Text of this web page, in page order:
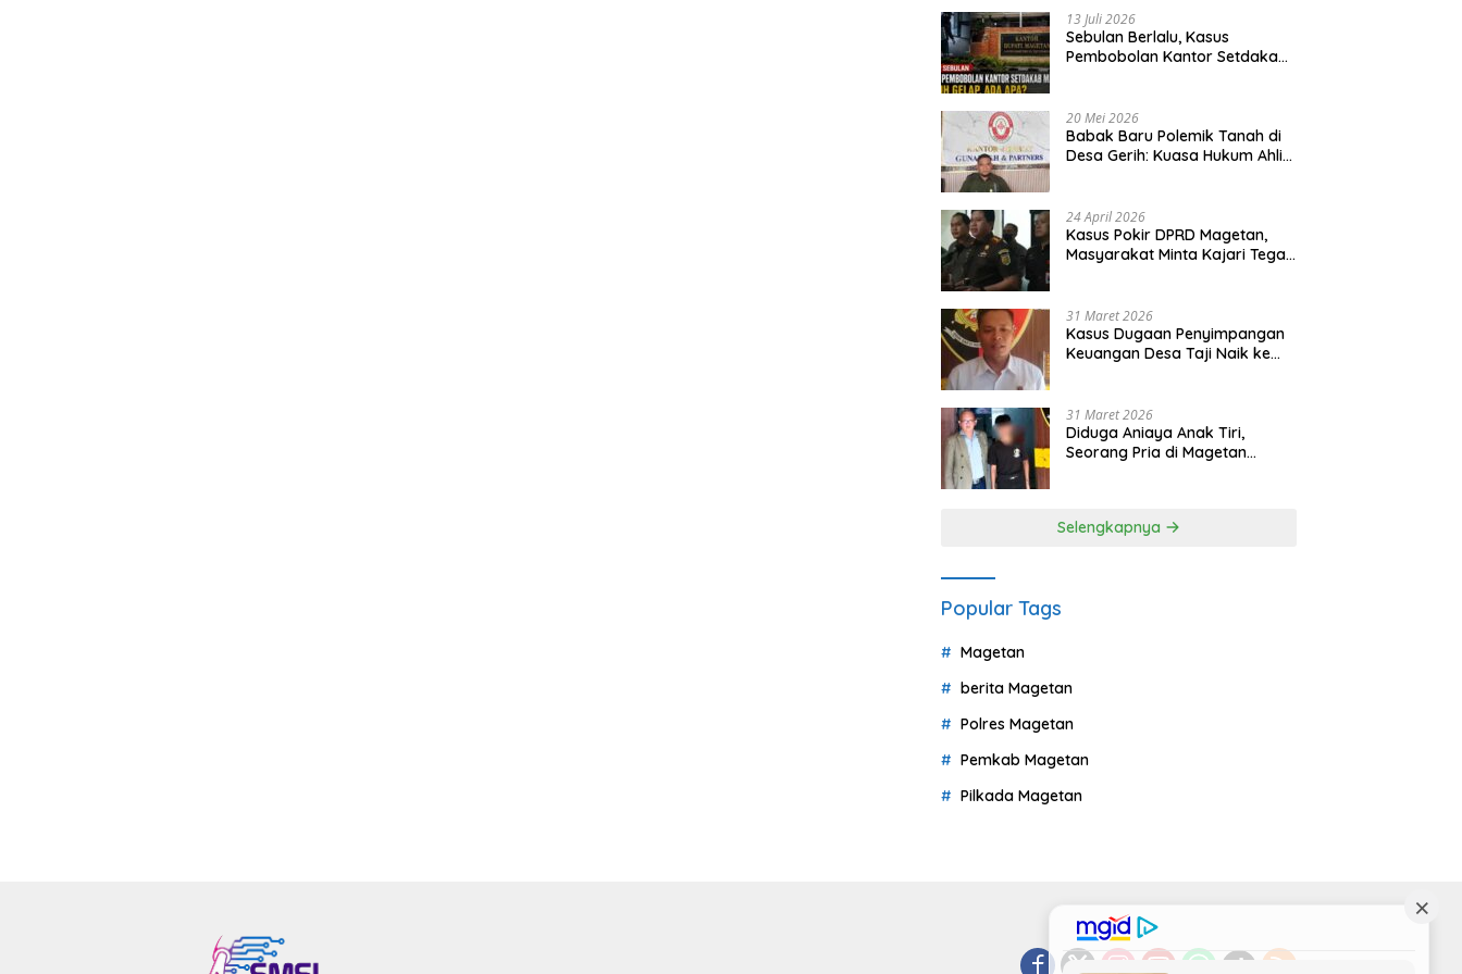
13 Juli 2026
Sebulan Berlalu, Kasus
Pembobolan Kantor Setdakab
20 Mei 2026
Babak Baru Polemik Tanah di
Desa Gerih: Kuasa Hukum Ahli
24 April 2026
Kasus Pokir DPRD Magetan,
Masyarakat Minta Kajari Tegak
31 Maret 2026
Kasus Dugaan Penyimpangan
Keuangan Desa Taji Naik ke
31 Maret 2026
Diduga Aniaya Anak Tiri,
Seorang Pria di Magetan
Selengkapnya
Popular Tags
Magetan
berita Magetan
Polres Magetan
Pemkab Magetan
Pilkada Magetan